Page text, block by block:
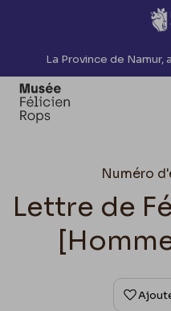
Accèder
La Province de
Numéro
Lettre de